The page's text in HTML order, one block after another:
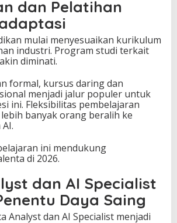
dan Pelatihan
mulai menyesuaikan kurikulum
industri. Program studi terkait
diminati.
formal, kursus daring dan
menjadi jalur populer untuk
ini. Fleksibilitas pembelajaran
banyak orang beralih ke
ini mendukung
di 2026.
dan AI Specialist
Daya Saing
Analyst dan AI Specialist menjadi